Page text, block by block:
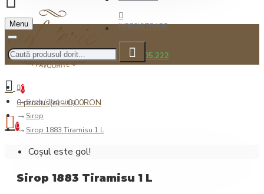
INREGISTRARE
0722.505.222
Menu
0
0 produs(e) - 0,00RON
0
Coșul este gol!
Sirop/ Topping
Sirop
Sirop 1883 Tiramisu 1 L
Sirop 1883 Tiramisu 1 L